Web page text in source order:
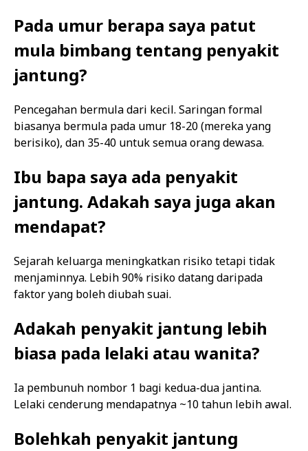
Pada umur berapa saya patut
mula bimbang tentang penyakit
jantung?
Pencegahan bermula dari kecil. Saringan formal
biasanya bermula pada umur 18-20 (mereka yang
berisiko), dan 35-40 untuk semua orang dewasa.
Ibu bapa saya ada penyakit
jantung. Adakah saya juga akan
mendapat?
Sejarah keluarga meningkatkan risiko tetapi tidak
menjaminnya. Lebih 90% risiko datang daripada
faktor yang boleh diubah suai.
Adakah penyakit jantung lebih
biasa pada lelaki atau wanita?
Ia pembunuh nombor 1 bagi kedua-dua jantina.
Lelaki cenderung mendapatnya ~10 tahun lebih awal.
Bolehkah penyakit jantung